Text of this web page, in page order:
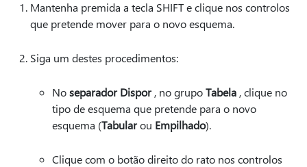
Mantenha premida a tecla SHIFT e clique nos controlos
que pretende mover para o novo esquema.
Siga um destes procedimentos:
Noseparador Dispor, no grupoTabela , clique no
tipo de esquema que pretende para o novo
esquema (Tabularou Empilhado).
Clique com o botão direito do rato nos controlos